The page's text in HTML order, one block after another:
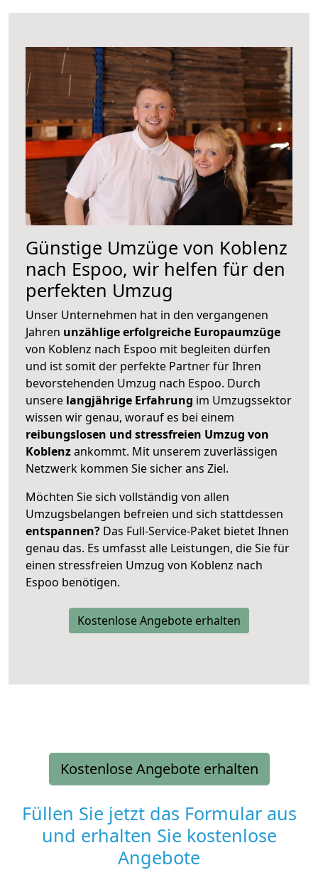
Günstige Umzüge von Koblenz
nach Espoo, wir helfen für den
perfekten Umzug
Unser Unternehmen hat in den vergangenen
Jahren unzählige erfolgreiche Europaumzüge
von Koblenz nach Espoo mit begleiten dürfen
und ist somit der perfekte Partner für Ihren
bevorstehenden Umzug nach Espoo. Durch
unsere langjährige Erfahrung im Umzugssektor
wissen wir genau, worauf es bei einem
reibungslosen und stressfreien Umzug von
Koblenzankommt. Mit unserem zuverlässigen
Netzwerk kommen Sie sicher ans Ziel.
Möchten Sie sich vollständig von allen
Umzugsbelangen befreien und sich stattdessen
entspannen? Das Full-Service-Paket bietet Ihnen
genau das. Es umfasst alle Leistungen, die Sie für
einen stressfreien Umzug von Koblenz nach
Espoo benötigen.
Kostenlose Angebote erhalten
Kostenlose Angebote erhalten
Füllen Sie jetzt das Formular aus
und erhalten Sie kostenlose
Angebote